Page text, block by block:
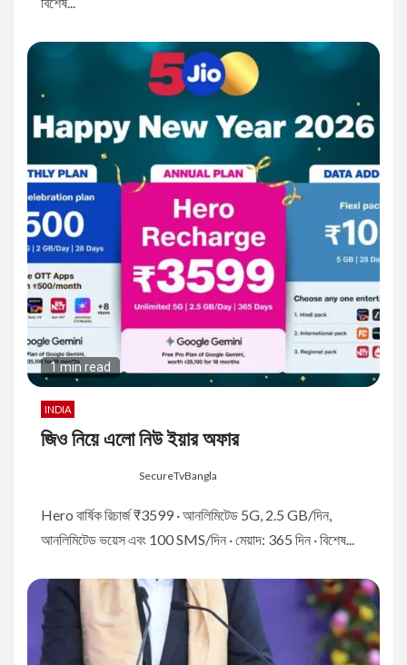
1 min read
INDIA
জিও নিয়ে এলো নিউ ইয়ার অফার
SecureTvBangla
Hero বার্ষিক রিচার্জ ₹3599 · আনলিমিটেড 5G, 2.5 GB/দিন,
আনলিমিটেড ভয়েস এবং 100 SMS/দিন · মেয়াদ: 365 দিন · বিশেষ...